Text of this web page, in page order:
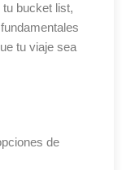
bucket list,
tu viaje sea
de